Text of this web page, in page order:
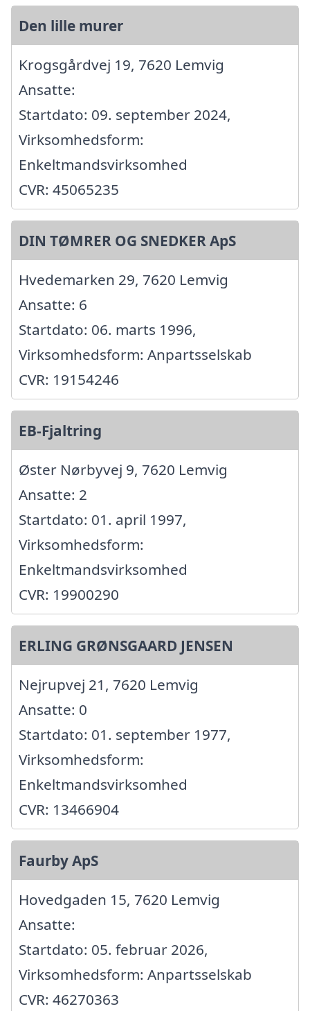
Den lille murer
Krogsgårdvej 19, 7620 Lemvig
Ansatte:
Startdato: 09. september 2024,
Virksomhedsform:
Enkeltmandsvirksomhed
CVR: 45065235
DIN TØMRER OG SNEDKER ApS
Hvedemarken 29, 7620 Lemvig
Ansatte: 6
Startdato: 06. marts 1996,
Virksomhedsform: Anpartsselskab
CVR: 19154246
EB-Fjaltring
Øster Nørbyvej 9, 7620 Lemvig
Ansatte: 2
Startdato: 01. april 1997,
Virksomhedsform:
Enkeltmandsvirksomhed
CVR: 19900290
ERLING GRØNSGAARD JENSEN
Nejrupvej 21, 7620 Lemvig
Ansatte: 0
Startdato: 01. september 1977,
Virksomhedsform:
Enkeltmandsvirksomhed
CVR: 13466904
Faurby ApS
Hovedgaden 15, 7620 Lemvig
Ansatte:
Startdato: 05. februar 2026,
Virksomhedsform: Anpartsselskab
CVR: 46270363